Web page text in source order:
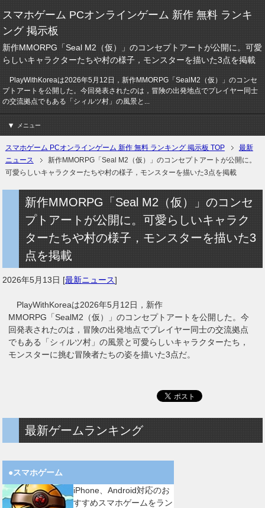
スマホゲーム PCオンラインゲーム 新作 無料 ランキ
ング 掲示板
新作MMORPG「Seal M2（仮）」のコンセプトアートが公開に。可愛
らしいキャラクターたちや村の様子，モンスターを描いた3点を掲載
PlayWithKoreaは2026年5月12日，新作MMORPG「SealM2（仮）」のコンセ
プトアートを公開した。今回発表されたのは，冒険の出発地点でプレイヤー同士
の交流拠点でもある「シィルツ村」の風景と...
メニュー
スマホゲーム PCオンラインゲーム 新作 無料 ランキング 掲示板 TOP
最新
ニュース
新作MMORPG「Seal M2（仮）」のコンセプトアートが公開に。
可愛らしいキャラクターたちや村の様子，モンスターを描いた3点を掲載
新作MMORPG「Seal M2（仮）」のコンセ
プトアートが公開に。可愛らしいキャラク
ターたちや村の様子，モンスターを描いた3
点を掲載
2026年5月13日 [最新ニュース]
PlayWithKoreaは2026年5月12日，新作
MMORPG「SealM2（仮）」のコンセプトアートを公開した。今
回発表されたのは，冒険の出発地点でプレイヤー同士の交流拠点
でもある「シィルツ村」の風景と可愛らしいキャラクターたち，
モンスターに挑む冒険者たちの姿を描いた3点だ。
最新ゲームランキング
●スマホゲーム
iPhone、Android対応のお
すすめスマホゲームをラン